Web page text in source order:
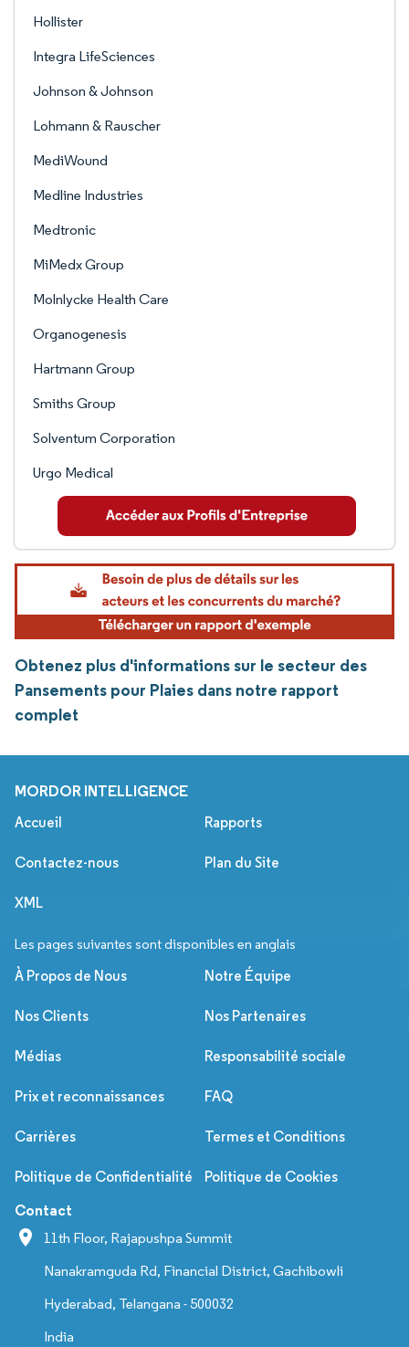
Hollister
Integra LifeSciences
Johnson & Johnson
Lohmann & Rauscher
MediWound
Medline Industries
Medtronic
MiMedx Group
Molnlycke Health Care
Organogenesis
Hartmann Group
Smiths Group
Solventum Corporation
Urgo Medical
Obtenez plus d'informations sur le secteur des
Pansements pour Plaies dans notre rapport
complet
MORDOR INTELLIGENCE
Accueil Rapports
Contactez-nous Plan du Site
XML
Les pages suivantes sont disponibles en anglais
À Propos de Nous Notre Équipe
Nos Clients Nos Partenaires
Médias Responsabilité sociale
Prix et reconnaissances FAQ
Carrières Termes et Conditions
Politique de Confidentialité Politique de Cookies
Contact
11th Floor, Rajapushpa Summit
Nanakramguda Rd, Financial District, Gachibowli
Hyderabad, Telangana - 500032
India